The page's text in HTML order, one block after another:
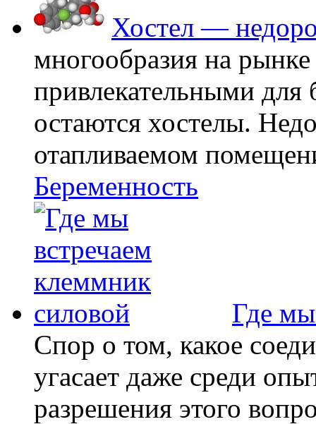
Хостел —
многообразия на
привлекательными
остаются хостелы.
отапливаемом
Беременность
Где
Спор о том, какое
угасает даже среди
разрешения этого